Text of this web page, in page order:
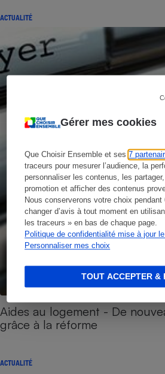
Gérer mes cookies
Que Choisir Ensemble et ses7
traceurs pour mesurer l’audience, la
personnaliser les contenus, les
promotion et afficher des contenus
Nous conserverons votre choix
changer d’avis à tout moment en
les traceurs » en bas de chaque page.
Politique de confidentialité mise à jour
Personnaliser mes choix
TOUT ACCEPTER &
ACTUALITÉ
Aides au logement - De
grâce à la réforme
ACTUALITÉ